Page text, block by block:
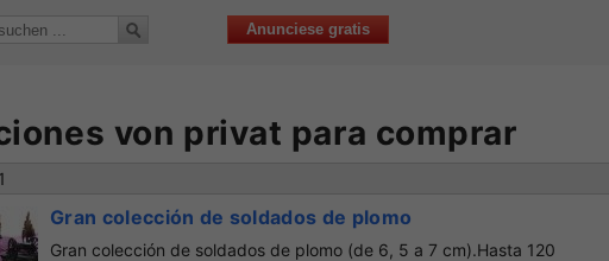
Anunciese gratis
von privat para comprar
Gran colección de soldados de plomo
Gran colección de soldados de plomo (de 6, 5 a 7 cm).Hasta 120